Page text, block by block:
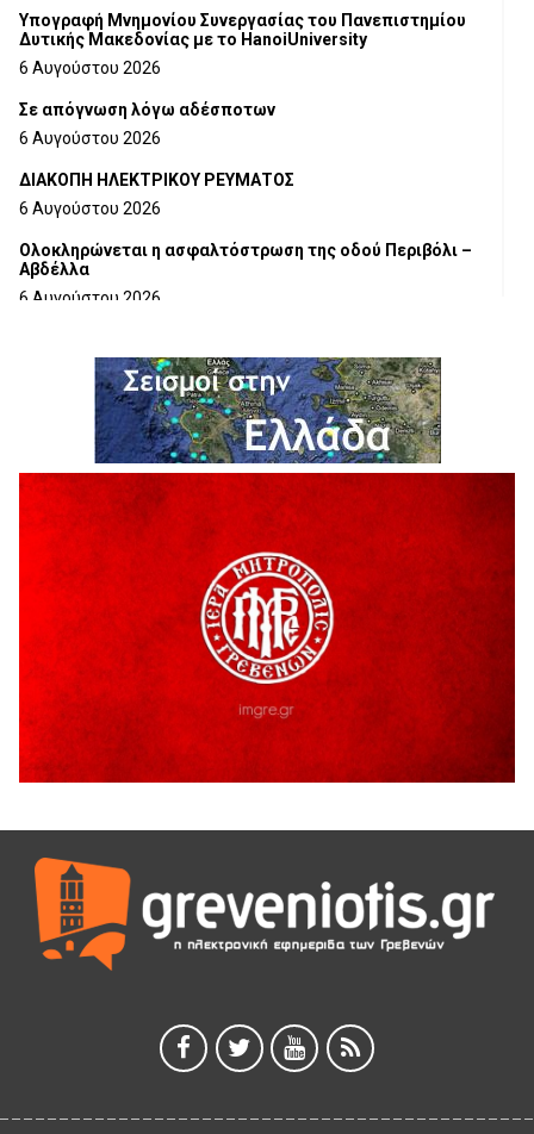
Υπογραφή Μνημονίου Συνεργασίας του Πανεπιστημίου
Δυτικής Μακεδονίας με το HanoiUniversity
6 Αυγούστου 2026
Σε απόγνωση λόγω αδέσποτων
6 Αυγούστου 2026
ΔΙΑΚΟΠΗ ΗΛΕΚΤΡΙΚΟΥ ΡΕΥΜΑΤΟΣ
6 Αυγούστου 2026
Ολοκληρώνεται η ασφαλτόστρωση της οδού Περιβόλι –
Αβδέλλα
6 Αυγούστου 2026
5 Αυγούστου 2026
Ο ΑΝΔΡΕΑΣ ΑΣΛΑΝΙΔΗΣ ΣΥΝΕΧΙΖΕΙ ΣΤΟΝ ΠΡΩΤΕΑ
ΓΡΕΒΕΝΩΝ
5 Αυγούστου 2026
Ευχαριστήριο Εκπολιτιστικού Συλλόγου Ταξιάρχη προς κ.
Παρασχάκη Αθανάσιο
Διακοπή υδροδότησης του Α΄ κλάδου ύδρευσης
5 Αυγούστου 2026
Η Marseaux στα Γρεβενά για μια μοναδική συναυλία
Θερινό Σινεμά στο πλαίσιο του «Πολιτιστικού
Καλοκαιριού 2026» με την βραβευμένη ταινία «Μικρές
Ανάσες».
εξοπλισμού γυμναστηρίου
5 Αυγούστου 2026
ΑΗ ΛΑΟΣ | 5 Αυγούστου | Υπαίθριο Θέατρο “Καστράκι”,
Γρεβενά
5 Αυγούστου 2026
5 Αυγούστου 2026